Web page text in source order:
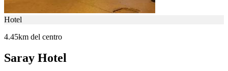
Hotel
4.45km del centro
Saray Hotel